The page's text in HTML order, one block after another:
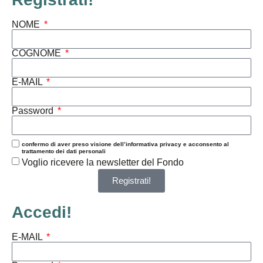
NOME
COGNOME
E-MAIL
Password
confermo di aver preso visione dell’informativa privacy e acconsento al
trattamento dei dati personali
Voglio ricevere la newsletter del Fondo
Registrati!
Accedi!
E-MAIL